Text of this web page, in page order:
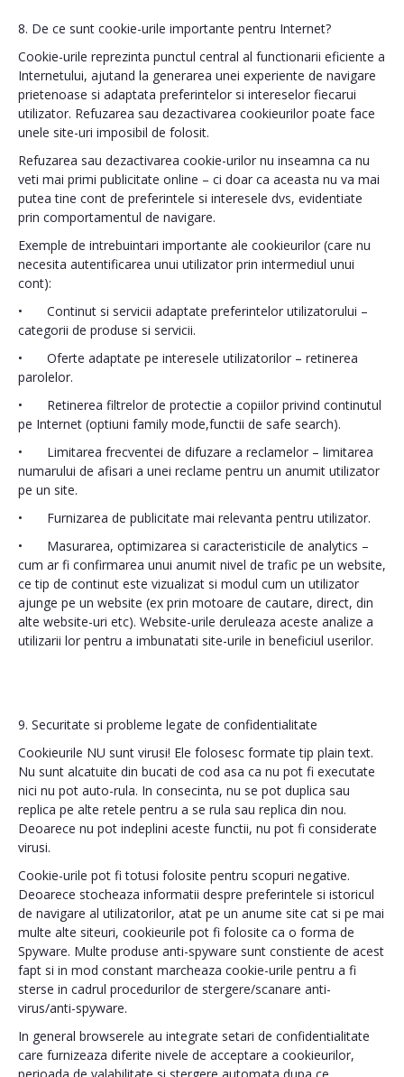
8. De ce sunt cookie-urile importante pentru Internet?
Cookie-urile reprezinta punctul central al functionarii eficiente a
Internetului, ajutand la generarea unei experiente de navigare
prietenoase si adaptata preferintelor si intereselor fiecarui
utilizator. Refuzarea sau dezactivarea cookieurilor poate face
unele site-uri imposibil de folosit.
Refuzarea sau dezactivarea cookie-urilor nu inseamna ca nu
veti mai primi publicitate online – ci doar ca aceasta nu va mai
putea tine cont de preferintele si interesele dvs, evidentiate
prin comportamentul de navigare.
Exemple de intrebuintari importante ale cookieurilor (care nu
necesita autentificarea unui utilizator prin intermediul unui
cont):
•
Continut si servicii adaptate preferintelor utilizatorului –
categorii de produse si servicii.
•
Oferte adaptate pe interesele utilizatorilor – retinerea
parolelor.
•
Retinerea filtrelor de protectie a copiilor privind continutul
pe Internet (optiuni family mode,functii de safe search).
•
Limitarea frecventei de difuzare a reclamelor – limitarea
numarului de afisari a unei reclame pentru un anumit utilizator
pe un site.
•
Furnizarea de publicitate mai relevanta pentru utilizator.
•
Masurarea, optimizarea si caracteristicile de analytics –
cum ar fi confirmarea unui anumit nivel de trafic pe un website,
ce tip de continut este vizualizat si modul cum un utilizator
ajunge pe un website (ex prin motoare de cautare, direct, din
alte website-uri etc). Website-urile deruleaza aceste analize a
utilizarii lor pentru a imbunatati site-urile in beneficiul userilor.
9. Securitate si probleme legate de confidentialitate
Cookieurile NU sunt virusi! Ele folosesc formate tip plain text.
Nu sunt alcatuite din bucati de cod asa ca nu pot fi executate
nici nu pot auto-rula. In consecinta, nu se pot duplica sau
replica pe alte retele pentru a se rula sau replica din nou.
Deoarece nu pot indeplini aceste functii, nu pot fi considerate
virusi.
Cookie-urile pot fi totusi folosite pentru scopuri negative.
Deoarece stocheaza informatii despre preferintele si istoricul
de navigare al utilizatorilor, atat pe un anume site cat si pe mai
multe alte siteuri, cookieurile pot fi folosite ca o forma de
Spyware. Multe produse anti-spyware sunt constiente de acest
fapt si in mod constant marcheaza cookie-urile pentru a fi
sterse in cadrul procedurilor de stergere/scanare anti-
virus/anti-spyware.
In general browserele au integrate setari de confidentialitate
care furnizeaza diferite nivele de acceptare a cookieurilor,
perioada de valabilitate si stergere automata dupa ce